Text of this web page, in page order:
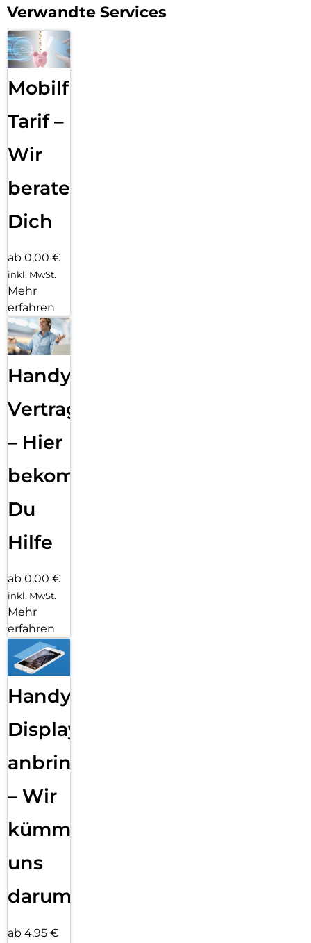
Verwandte Services
Mobilfunk
Tarif –
Wir
beraten
Dich
ab 0,00 €
inkl. MwSt.
Mehr
erfahren
Handy
Vertragsabwicklung
– Hier
bekommst
Du
Hilfe
ab 0,00 €
inkl. MwSt.
Mehr
erfahren
Handy
Displayfolie
anbringen
– Wir
kümmern
uns
darum!
ab 4,95 €